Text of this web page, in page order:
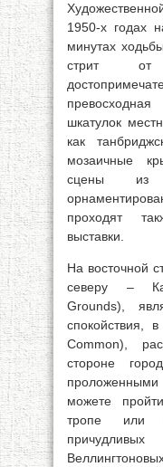
1950-х годах
минутах
стрит от
шкатулок
как
мозаичные
сцены из
проходят
выставки.
На восточной
северу –
Grounds),
спокойствия,
Common),
стороне
можете
тропе или